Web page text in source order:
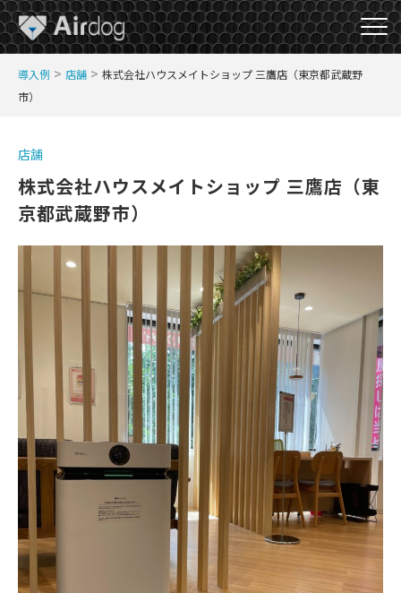
導入例 > 店舗 > 株式会社ハウスメイトショップ 三鷹店（東京都武蔵野
市）
店舗
株式会社ハウスメイトショップ 三鷹店（東
京都武蔵野市）